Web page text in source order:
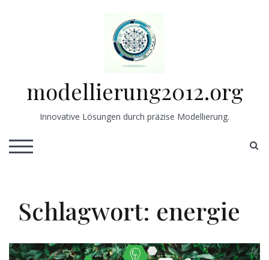
modellierung2012.org
Innovative Lösungen durch präzise Modellierung.
TOGGLE MOBILE MENU
Schlagwort: energie